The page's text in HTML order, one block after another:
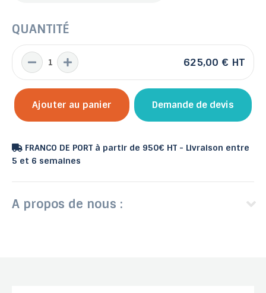
QUANTITÉ
625,00 € HT
Ajouter au panier Demande de devis
FRANCO DE PORT à partir de 950€ HT - Livraison entre
5 et 6 semaines
A propos de nous :